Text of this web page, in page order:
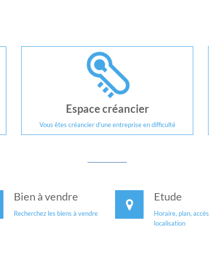
Espace créancier
Vous êtes créancier d'une entreprise en difficulté
Bien à vendre
Recherchez les biens à vendre
Etude
Horaire, plan,
localisation